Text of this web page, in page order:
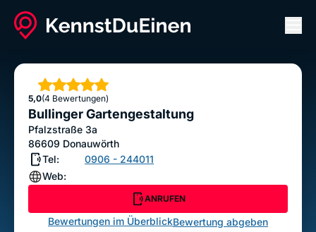
Bullinger Gartengestaltung
5,0
Sterne
(4 Bewertungen)
Bullinger Gartengestaltung
Pfalzstraße 3a
86609 Donauwörth
Tel:
0906 - 244011
Web:
ANRUFEN
Bewertungen im ÜberblickBewertung abgeben